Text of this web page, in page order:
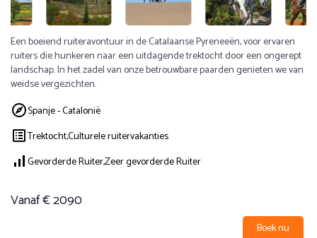
Een boeiend ruiteravontuur in de Catalaanse Pyreneeën, voor ervaren
ruiters die hunkeren naar een uitdagende trektocht door een ongerept
landschap. In het zadel van onze betrouwbare paarden genieten we van
weidse vergezichten.
Spanje - Catalonië
Trektocht,Culturele ruitervakanties
Gevorderde Ruiter,Zeer gevorderde Ruiter
Vanaf € 2090
Boek nu